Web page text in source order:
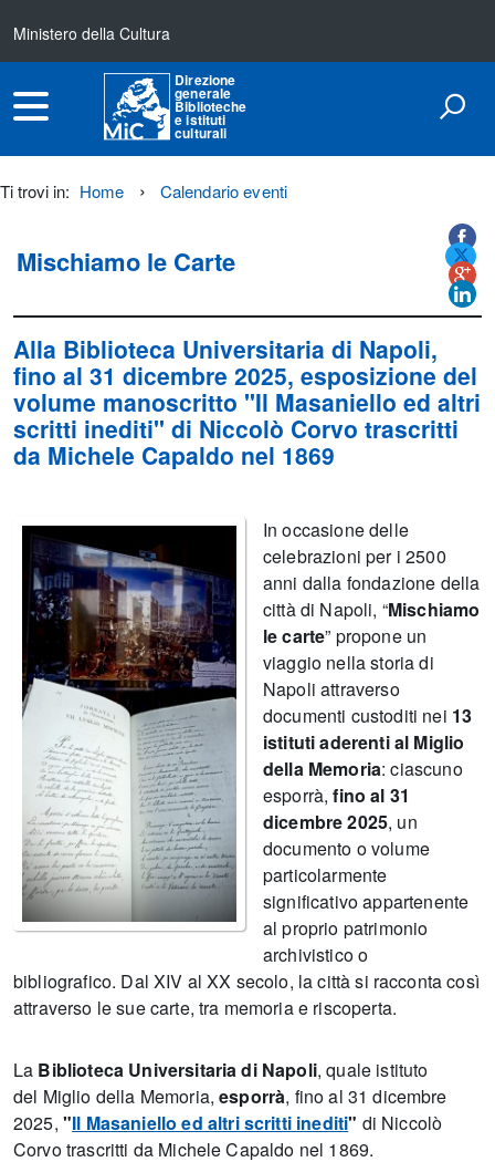
Ministero della Cultura
Direzione
generale
Biblioteche
e istituti
culturali
Ti trovi in: Home Calendario eventi
Mischiamo le Carte
Alla Biblioteca Universitaria di Napoli,
fino al 31 dicembre 2025, esposizione del
volume manoscritto "Il Masaniello ed altri
scritti inediti" di Niccolò Corvo trascritti
da Michele Capaldo nel 1869
In occasione delle
celebrazioni per i 2500
anni dalla fondazione della
città di Napoli, “Mischiamo
le carte” propone un
viaggio nella storia di
Napoli attraverso
documenti custoditi nei 13
istituti aderenti al Miglio
della Memoria: ciascuno
esporrà, fino al 31
dicembre 2025, un
documento o volume
particolarmente
significativo appartenente
al proprio patrimonio
archivistico o
bibliografico. Dal XIV al XX secolo, la città si racconta così
attraverso le sue carte, tra memoria e riscoperta.
La Biblioteca Universitaria di Napoli, quale istituto
del Miglio della Memoria,esporrà, fino al 31 dicembre
2025, "Il Masaniello ed altri scritti inediti" di Niccolò
Corvo trascritti da Michele Capaldo nel 1869.